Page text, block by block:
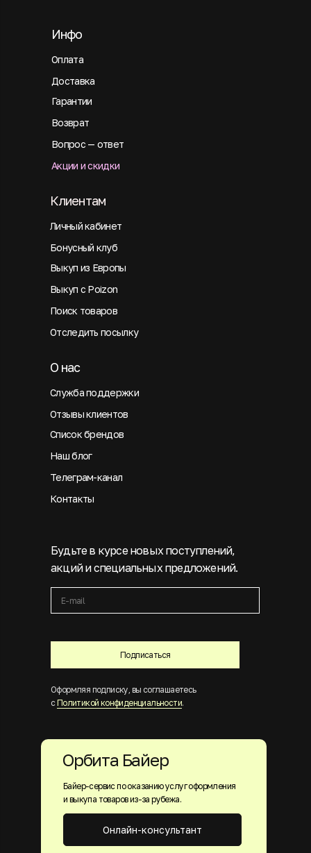
Оплата
Инфо
Подписаться
Будьте в курсе новых поступлений,
акций и специальных предложений.
Оформляя подписку, вы соглашаетесь
с Политикой конфиденциальности.
Доставка
Гарантии
Возврат
Вопрос — ответ
Акции и скидки
Личный кабинет
Клиентам
Бонусный клуб
Выкуп из Европы
Выкуп с Poizon
Поиск товаров
Отследить посылку
Служба поддержки
О нас
Отзывы клиентов
Список брендов
Наш блог
Телеграм-канал
Контакты
Байер-сервис по оказанию услуг оформления
и выкупа товаров из-за рубежа.
Онлайн-консультант
Орбита Байер